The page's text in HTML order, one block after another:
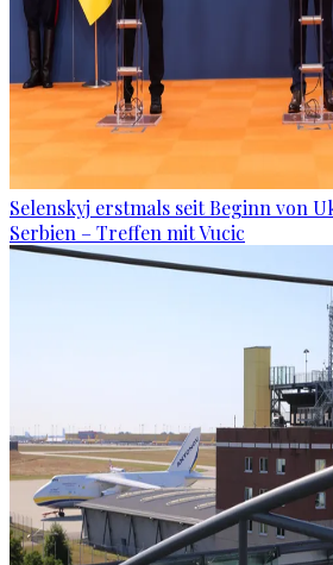
Selenskyj erstmals seit Beginn von
Serbien – Treffen mit Vucic